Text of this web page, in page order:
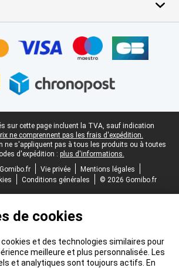
sur cette page incluent la TVA, sauf indication
ne comprennent pas les frais d'expédition.
ne s'appliquent pas à tous les produits ou à toutes
d'expédition : plus d'informations.
Vie privée
Mentions légales
Conditions générales © 2026 Gomibo.fr
de cookies
et des technologies similaires pour
meilleure et plus personnalisée. Les
et analytiques sont toujours actifs. En